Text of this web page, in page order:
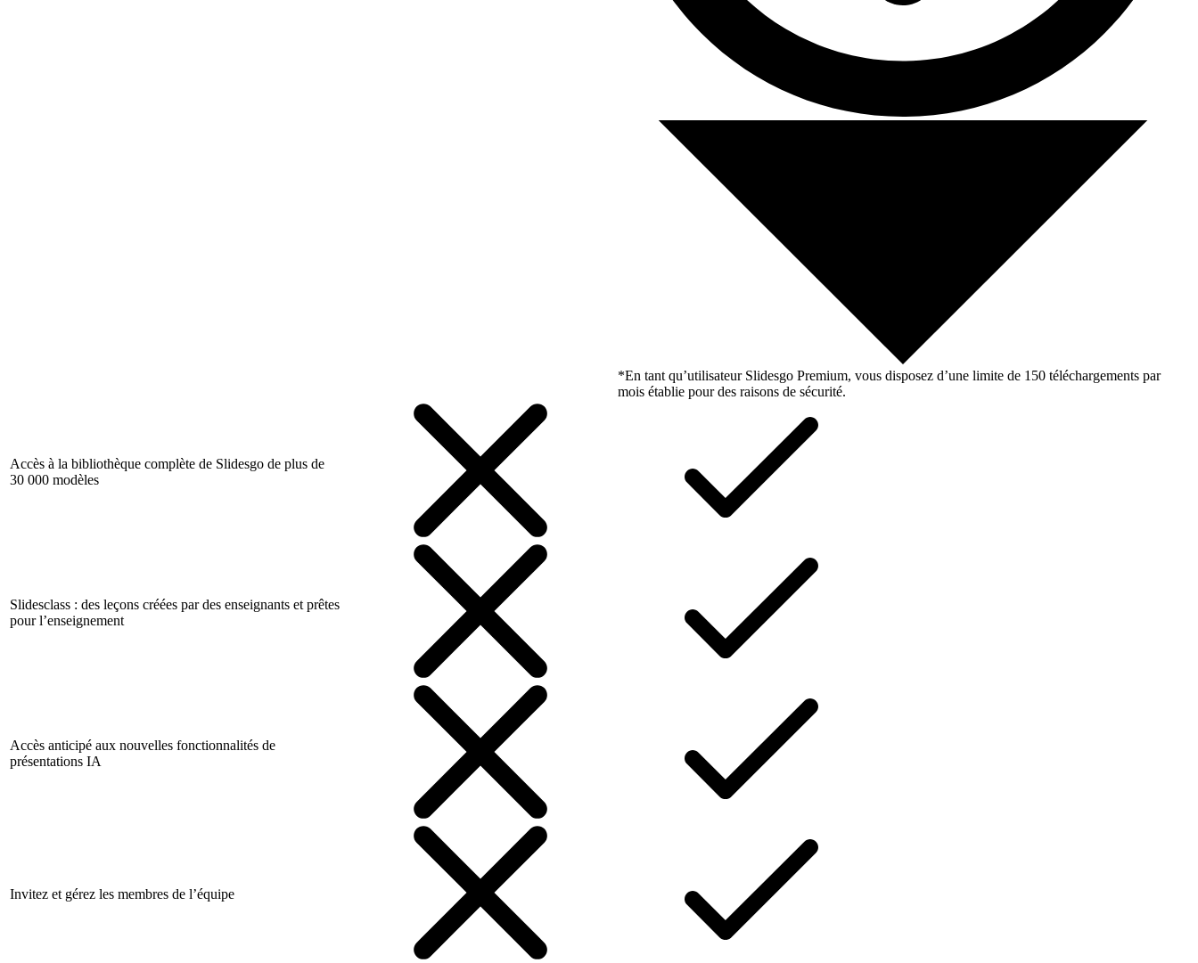
*En tant qu’utilisateur Slidesgo Premium, vous disposez d’une limite de 150 téléchargements par
mois établie pour des raisons de sécurité.
Accès à la bibliothèque complète de Slidesgo de plus de
30 000 modèles
Slidesclass : des leçons créées par des enseignants et prêtes
pour l’enseignement
Accès anticipé aux nouvelles fonctionnalités de
présentations IA
Invitez et gérez les membres de l’équipe